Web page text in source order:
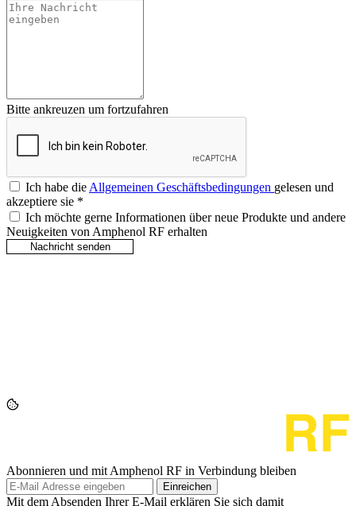
Bitte ankreuzen um fortzufahren
Ich habe dieAllgemeinen Geschäftsbedingungen gelesen und
akzeptiere sie *
Ich möchte gerne Informationen über neue Produkte und andere
Neuigkeiten von Amphenol RF erhalten
Abonnieren und mit Amphenol RF in Verbindung bleiben
Einreichen
Mit dem Absenden Ihrer E-Mail erklären Sie sich damit